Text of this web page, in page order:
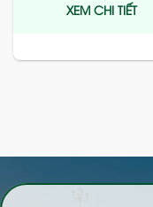
XEM CHI TIẾT